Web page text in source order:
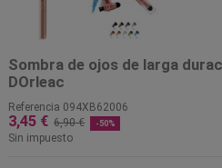
Sombra de ojos de larga
DOrleac
Referencia 094XB62006
3,45 € 6,90 € -50%
Sin impuesto